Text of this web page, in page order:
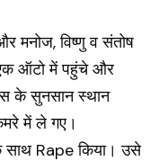
मनोज, विष्णु व संतोष
एक ऑटो में पहुंचे और
के सुनसान स्थान
में ले गए।
साथ Rape किया। उसे